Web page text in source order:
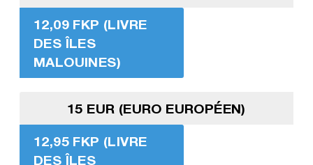
12,09 FKP (LIVRE
DES ÎLES
MALOUINES)
15 EUR (EURO EUROPÉEN)
12,95 FKP (LIVRE
DES ÎLES